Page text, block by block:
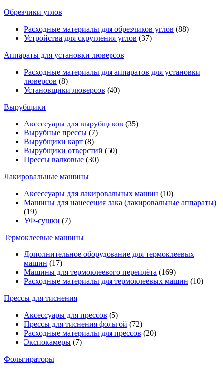
Обрезчики углов
Расходные материалы для обрезчиков углов (88)
Устройства для скругления углов (37)
Аппараты для установки люверсов
Расходные материалы для аппаратов для установки
люверсов (8)
Установщики люверсов (40)
Вырубщики
Аксессуары для вырубщиков (35)
Вырубные прессы (7)
Вырубщики карт (8)
Вырубщики отверстий (50)
Прессы валковые (30)
Лакировальные машины
Аксессуары для лакировальных машин (10)
Машины для нанесения лака (лакировальные аппараты)
(19)
УФ-сушки (7)
Термоклеевые машины
Дополнительное оборудование для термоклеевых
машин (17)
Машины для термоклеевого переплёта (169)
Расходные материалы для термоклеевых машин (10)
Прессы для тиснения
Аксессуары для прессов (5)
Прессы для тиснения фольгой (72)
Расходные материалы для прессов (20)
Экспокамеры (7)
Фольгираторы